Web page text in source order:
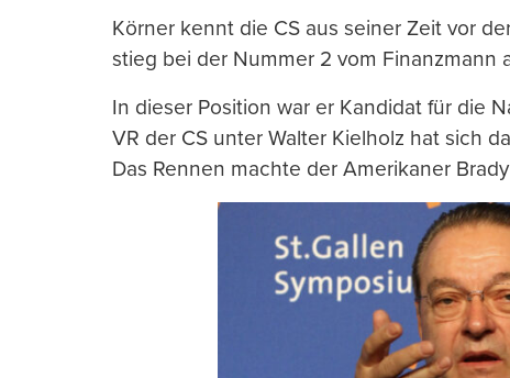
Körner kennt die CS aus seiner Zeit vor
stieg bei der Nummer 2 vom Finanzmann
In dieser Position war er Kandidat für die
VR der CS unter Walter Kielholz hat sich
Das Rennen machte der Amerikaner